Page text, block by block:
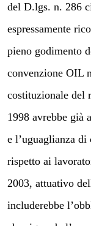
del D.lgs. n. 286
espressamente
pieno godimento
convenzione OIL
costituzionale del
1998 avrebbe già
e l’uguaglianza
rispetto ai
2003, attuativo
includerebbe